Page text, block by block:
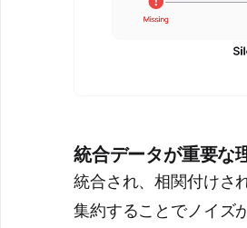
統合データが重要な
統合され、相関付けさ
集約することでノイズ